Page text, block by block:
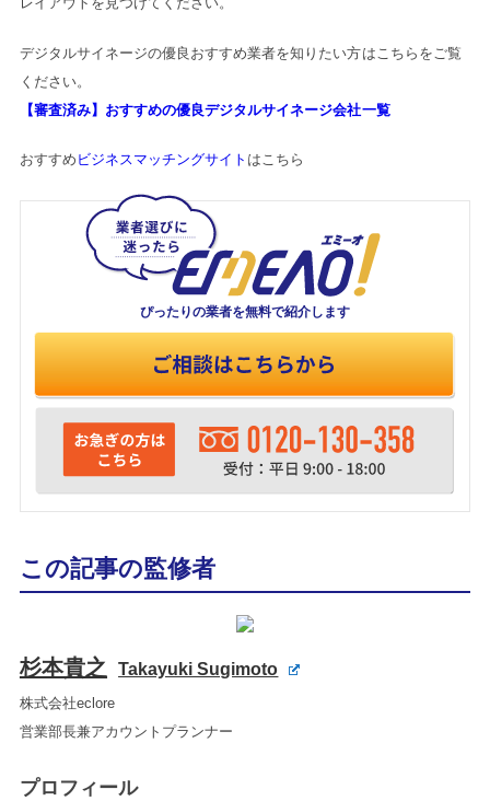
デジタルサイネージの優良おすすめ業者を知りたい方はこちらをご覧
ください。
【審査済み】おすすめの優良デジタルサイネージ会社一覧
おすすめ ビジネスマッチングサイト はこちら
ぴったりの業者を無料で紹介します
この記事の監修者
杉本貴之 Takayuki Sugimoto
株式会社eclore
営業部長兼アカウントプランナー
プロフィール